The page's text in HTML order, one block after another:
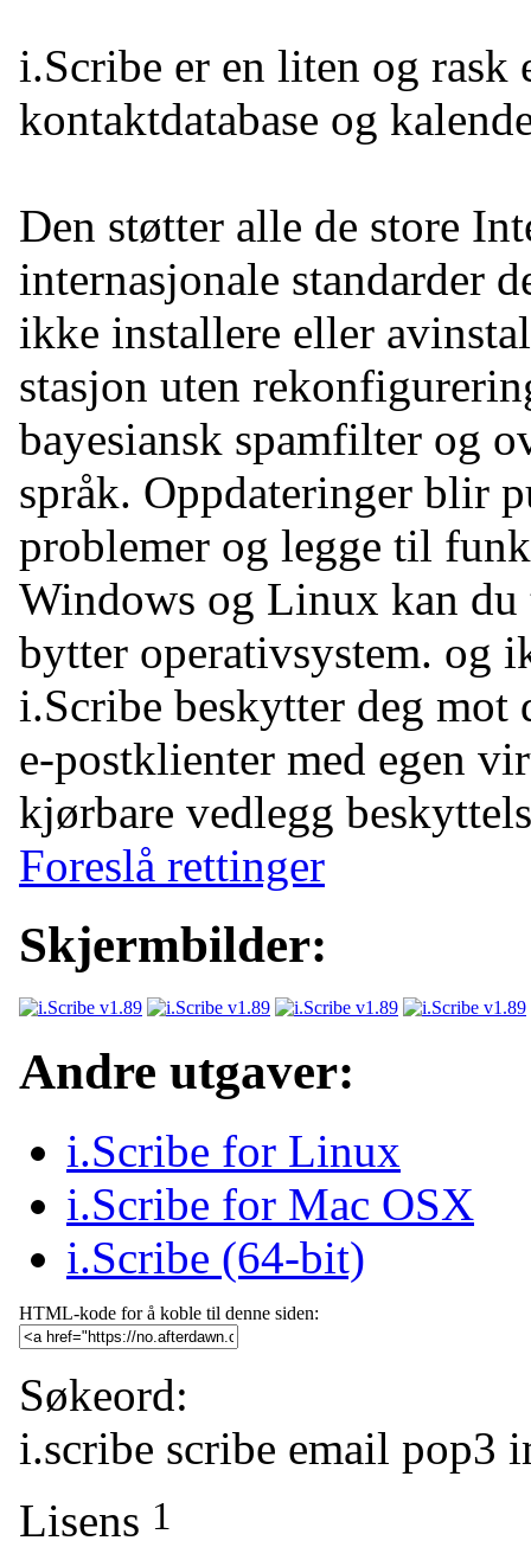
i.Scribe er en liten og rask
kontaktdatabase og
Den støtter alle de store
internasjonale standarder
ikke installere eller
stasjon uten
bayesiansk spamfilter og
språk. Oppdateringer blir
problemer og legge til
Windows og Linux kan du
bytter operativsystem. og
i.Scribe beskytter deg
e-postklienter med egen
kjørbare vedlegg
Foreslå rettinger
Skjermbilder:
Andre utgaver:
i.Scribe for Linux
i.Scribe for Mac OSX
i.Scribe (64-bit)
HTML-kode for å koble til denne siden:
Søkeord:
i.scribe scribe email pop3
Lisens 1